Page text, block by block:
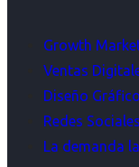
Growth
Ventas
Diseño Gráfico
Redes Sociales
La demanda